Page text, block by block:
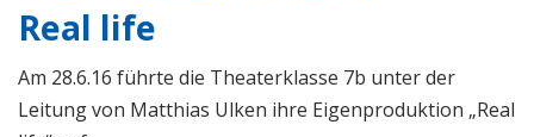
Real life
Am 28.6.16 führte die Theaterklasse 7b unter der
Leitung von Matthias Ulken ihre Eigenproduktion „Real